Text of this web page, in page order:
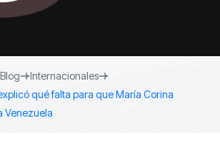
Blog
Internacionales
qué falta para que María Corina
Venezuela